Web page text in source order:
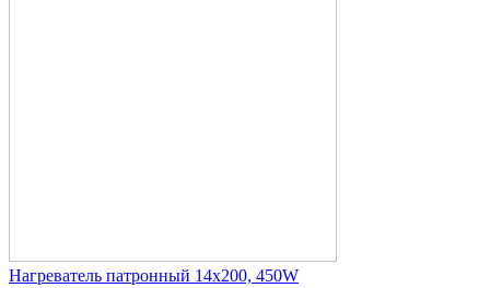
Нагреватель патронный 14х200, 450W